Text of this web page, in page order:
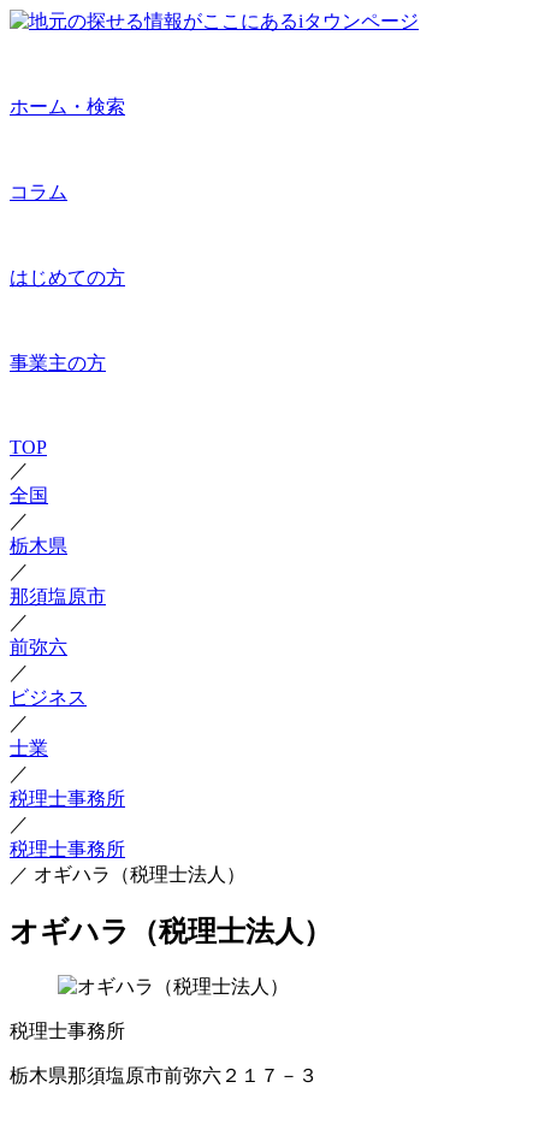
ホーム・検索
コラム
はじめての方
事業主の方
TOP
／
全国
／
栃木県
／
那須塩原市
／
前弥六
／
ビジネス
／
士業
／
税理士事務所
／
税理士事務所
／ オギハラ（税理士法人）
オギハラ（税理士法人）
税理士事務所
栃木県那須塩原市前弥六２１７－３